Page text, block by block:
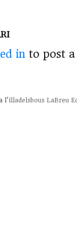
in to post
l'illadelsbous LaBreu